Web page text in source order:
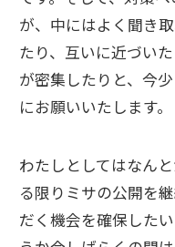
が、中にはよく聞き
たり、互いに近づい
が密集したりと、今
にお願いいたします。
わたしとしてはなん
る限りミサの公開を
だく機会を確保した